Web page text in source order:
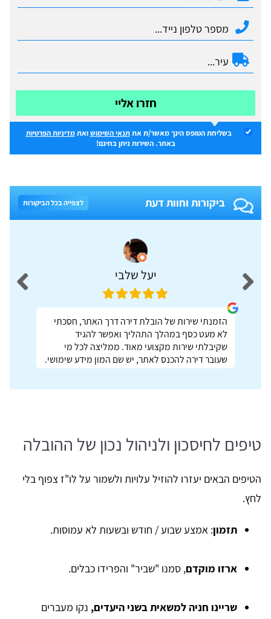
חזרו אליי
בשליחת הטופס הינך מאשר/ת אתתנאי השימושואתמדיניות הפרטיות
באתר. השירות ניתן בחינם!
ביקורות וחוות דעת לצפייה בכל הביקורות
יעל שלבי
הזמנתי שירות של הובלת דירה דרך האתר, חסכתי
לא מעט כסף במהלך התהליך ואפשר להגיד
שקיבלתי שירות מקצועי מאוד. ממליצה לכל מי
שעובר דירה להכנס לאתר, יש שם המון מידע שימושי.
טיפים לחיסכון ולניהול נכון של ההובלה
הטיפים הבאים יעזרו להוזיל עלויות ולשמור על לו"ז צפוף בלי
לחץ.
תזמון: אמצע שבוע / חודש ובשעות לא עמוסות.
ארזו מוקדם, סמנו "שביר" והפרידו כבלים.
שריינו חניה למשאית בשני היעדים, נקו מעברים